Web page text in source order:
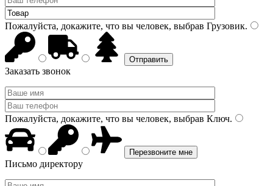
Пожалуйста, докажите, что вы человек, выбрав Грузовик.
Заказать звонок
Пожалуйста, докажите, что вы человек, выбрав Ключ.
Письмо директору